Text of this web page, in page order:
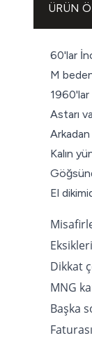
ÜRÜN
60'lar
M
Astarı
Arkadan
Kalın
El
Dikkat
MNG
Başka